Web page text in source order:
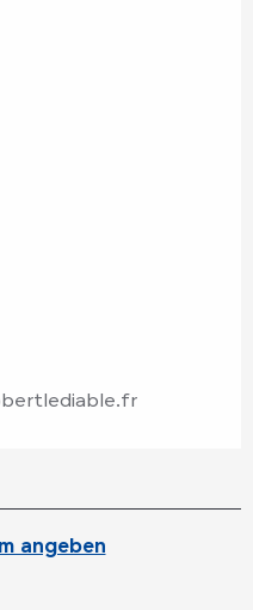
angeben